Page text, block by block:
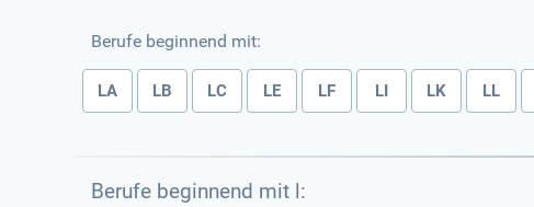
Berufe beginnend mit:
LA LB LC LE LF LI LK LL
Berufe beginnend mit l: